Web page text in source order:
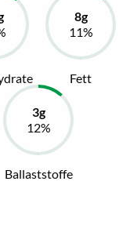
Fett
Ballaststoffe